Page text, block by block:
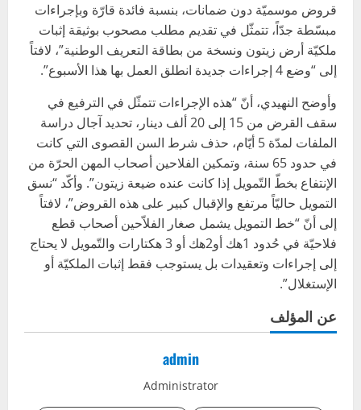
قروض موسميّة دون ضمانات، بنسبة فائدة قارّة وبإجراءات
مبسّطة جدّاً، تتمثّل في تقديم مطلب مصحوب بوثيقة إثبات
ملكيّة أرض زيتون ونسخة من بطاقة التعريف الوطنية”، لافتاً
إلى “وضع 4 إجراءات جديدة انطلق العمل بها هذا الأسبوع”.
وأوضح النهيدي، أنّ “هذه الإجراءات تتمثّل في الترفيع في
سقف القرض من 15 إلى 20 ألف دينار، تحديد آجال دراسة
الملفات لمدّة 5 أيّام، حذف شرط السن القصوى التي كانت
في حدود 65 سنة، وتمكين الفلاحين أصحاب المهن الحرّة من
الإنتفاع بخطّ التّمويل إذا كانت عنده ضيعة زيتون”. وأكّد “نسق
التمويل حاليّاً مرتفع والإقبال كبير على هذه القروض”، لافتاً
إلى أنّ “خط التمويل يشمل صغار الفلاّحين أصحاب قطع
فلاحيّة في حُدود 1هك أو2هك أو 3 هكتارات والتّمويل لا يحتاج
إلى إجراءات وتعقيدات بل يستوجب فقط إثبات الملكيّة أو
الإستغلال”.
عن المؤلف
admin
Administrator